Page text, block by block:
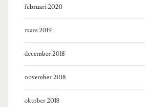
februari 2020
mars 2019
december 2018
november 2018
oktober 2018